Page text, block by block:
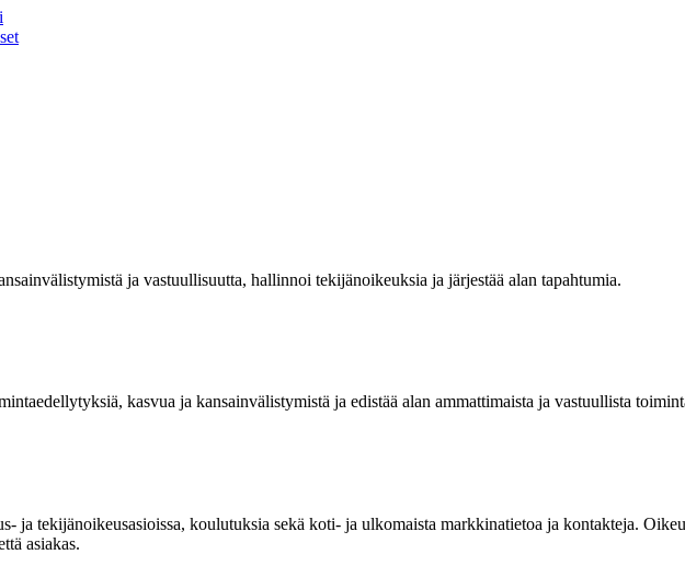
ja vastuullisuutta, hallinnoi tekijänoikeuksia ja järjestää alan tapahtumia.
kasvua ja kansainvälistymistä ja edistää alan ammattimaista ja vastuullista
ja tekijänoikeusasioissa, koulutuksia sekä koti- ja ulkomaista markkinatietoa ja kontakteja.
asiakas.